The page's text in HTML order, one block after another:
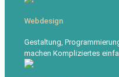
Webdesign
Gestaltung,
machen Kompliziertes